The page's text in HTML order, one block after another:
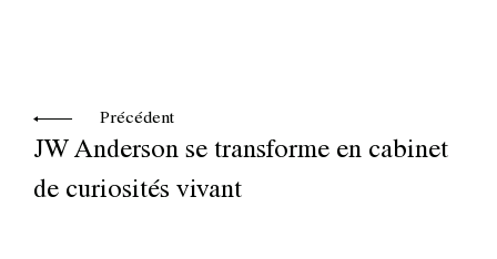
Précédent
JW Anderson se transforme en cabinet
de curiosités vivant